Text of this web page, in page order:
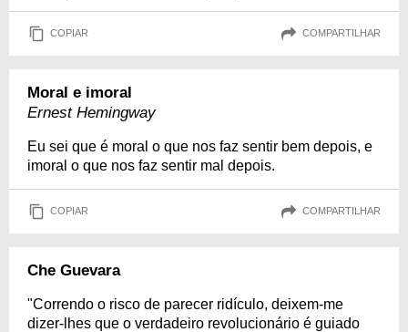
COPIAR COMPARTILHAR
Moral e imoral
Ernest Hemingway
Eu sei que é moral o que nos faz sentir bem depois, e
imoral o que nos faz sentir mal depois.
COPIAR COMPARTILHAR
Che Guevara
"Correndo o risco de parecer ridículo, deixem-me
dizer-lhes que o verdadeiro revolucionário é guiado